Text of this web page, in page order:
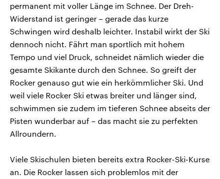
permanent mit voller Länge im Schnee. Der Dreh-
Widerstand ist geringer – gerade das kurze
Schwingen wird deshalb leichter. Instabil wirkt der Ski
dennoch nicht. Fährt man sportlich mit hohem
Tempo und viel Druck, schneidet nämlich wieder die
gesamte Skikante durch den Schnee. So greift der
Rocker genauso gut wie ein herkömmlicher Ski. Und
weil viele Rocker Ski etwas breiter und länger sind,
schwimmen sie zudem im tieferen Schnee abseits der
Pisten wunderbar auf – das macht sie zu perfekten
Allroundern.
Viele Skischulen bieten bereits extra Rocker-Ski-Kurse
an. Die Rocker lassen sich problemlos mit der